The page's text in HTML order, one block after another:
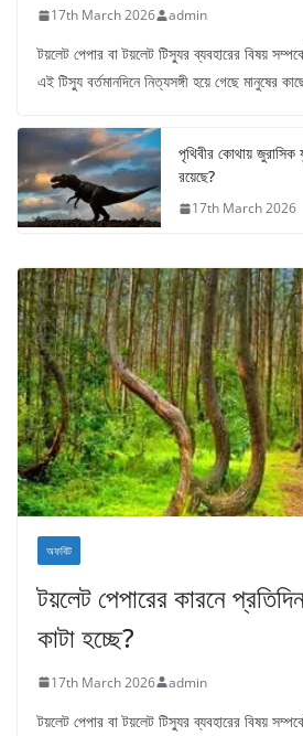
17th March 2026 admin
টয়লেট পেপার বা টয়লেট টিস্যুর ব্যবহারের বিষয়
এই টিস্যু বর্তমানদিনে নিত্যসঙ্গী হয়ে গেছে মানুষের
পৃথিবীর কোথায় জুরাসিক
রয়েছে?
17th March 2026
অফবিট
টয়লেট পেপারের কারনে
কাটা হচ্ছে?
17th March 2026 admin
টয়লেট পেপার বা টয়লেট টিস্যুর ব্যবহারের বিষয়